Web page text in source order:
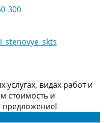
300
видах работ и
стоимость и
предложение!